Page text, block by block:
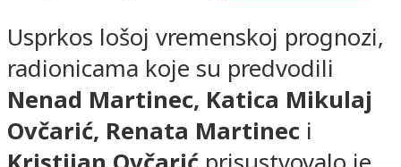
Usprkos lošoj vremenskoj prognozi,
radionicama koje su predvodili
Nenad Martinec, Katica Mikulaj
Ovčarić, Renata Martinec i